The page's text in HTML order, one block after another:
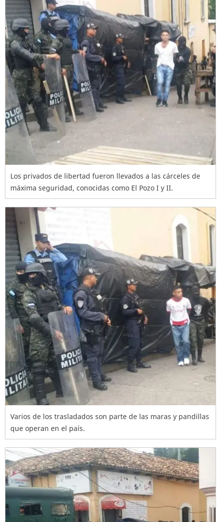
Los privados de libertad fueron llevados a las cárceles de
máxima seguridad, conocidas como El Pozo I y II.
Varios de los trasladados son parte de las maras y pandillas
que operan en el país.